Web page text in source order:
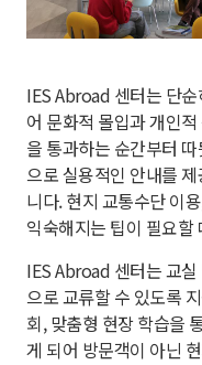
IES Abroad 센터는 단
어 문화적 몰입과 개인
을 통과하는 순간부터
으로 실용적인 안내를
니다. 현지 교통수단 이
익숙해지는 팁이 필요할
IES Abroad 센터는 교
으로 교류할 수 있도록
회, 맞춤형 현장 학습을
게 되어 방문객이 아닌